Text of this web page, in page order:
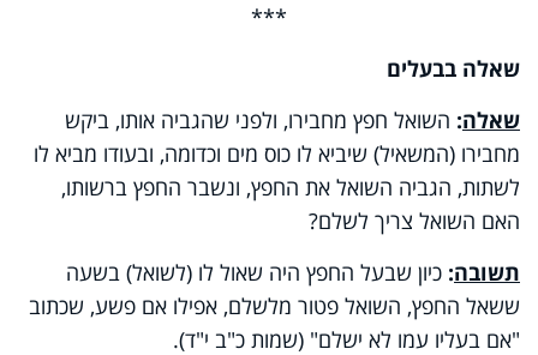
***
שאלה בבעלים
שאלה: השואל חפץ מחבירו, ולפני שהגביה אותו, ביקש
מחבירו (המשאיל) שיביא לו כוס מים וכדומה, ובעודו מביא לו
לשתות, הגביה השואל את החפץ, ונשבר החפץ ברשותו,
האם השואל צריך לשלם?
תשובה: כיון שבעל החפץ היה שאול לו (לשואל) בשעה
ששאל החפץ, השואל פטור מלשלם, אפילו אם פשע, שכתוב
"אם בעליו עמו לא ישלם" (שמות כ"ב י"ד).